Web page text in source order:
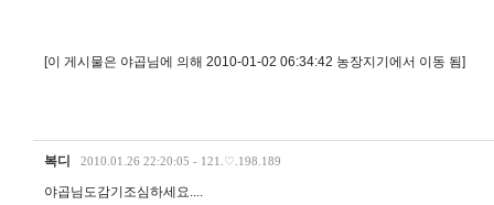
[이 게시물은 야곱님에 의해 2010-01-02 06:34:42 농장지기에서 이동 됨]
복디 2010.01.26 22:20:05 - 121.♡.198.189
야곱님도감기조심하세요....